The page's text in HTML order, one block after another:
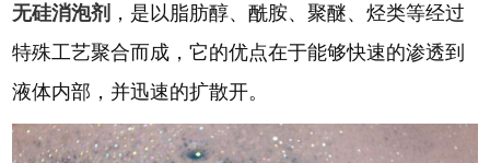
无硅消泡剂 ，是以脂肪醇、酰胺、聚醚、烃类等经过
特殊工艺聚合而成，它的优点在于能够快速的渗透到
液体内部，并迅速的扩散开。